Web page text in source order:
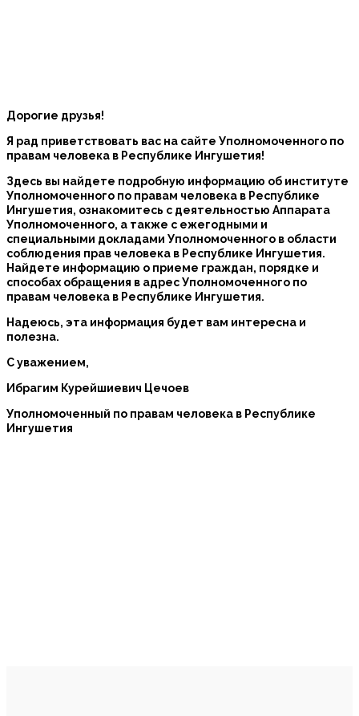
Дорогие друзья!
Я рад приветствовать вас на сайте Уполномоченного по
правам человека в Республике Ингушетия!
Здесь вы найдете подробную информацию об институте
Уполномоченного по правам человека в Республике
Ингушетия, ознакомитесь с деятельностью Аппарата
Уполномоченного, а также с ежегодными и
специальными докладами Уполномоченного в области
соблюдения прав человека в Республике Ингушетия.
Найдете информацию о приеме граждан, порядке и
способах обращения в адрес Уполномоченного по
правам человека в Республике Ингушетия.
Надеюсь, эта информация будет вам интересна и
полезна.
С уважением,
Ибрагим Курейшиевич Цечоев
Уполномоченный по правам человека в Республике
Ингушетия